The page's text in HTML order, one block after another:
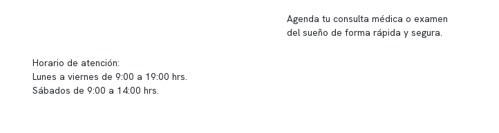
Horario de atención:
Lunes a viernes de 9:00 a 19:00 hrs.
Sábados de 9:00 a 14:00 hrs.
Agenda tu consulta médica o examen
del sueño de forma rápida y segura.